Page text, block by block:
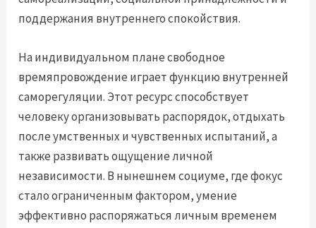
поддержания внутреннего спокойствия.
На индивидуальном плане свободное
времяпровождение играет функцию внутренней
саморегуляции. Этот ресурс способствует
человеку организовывать распорядок, отдыхать
после умственных и чувственных испытаний, а
также развивать ощущение личной
независимости. В нынешнем социуме, где фокус
стало ограниченным фактором, умение
эффективно распоряжаться личным временем